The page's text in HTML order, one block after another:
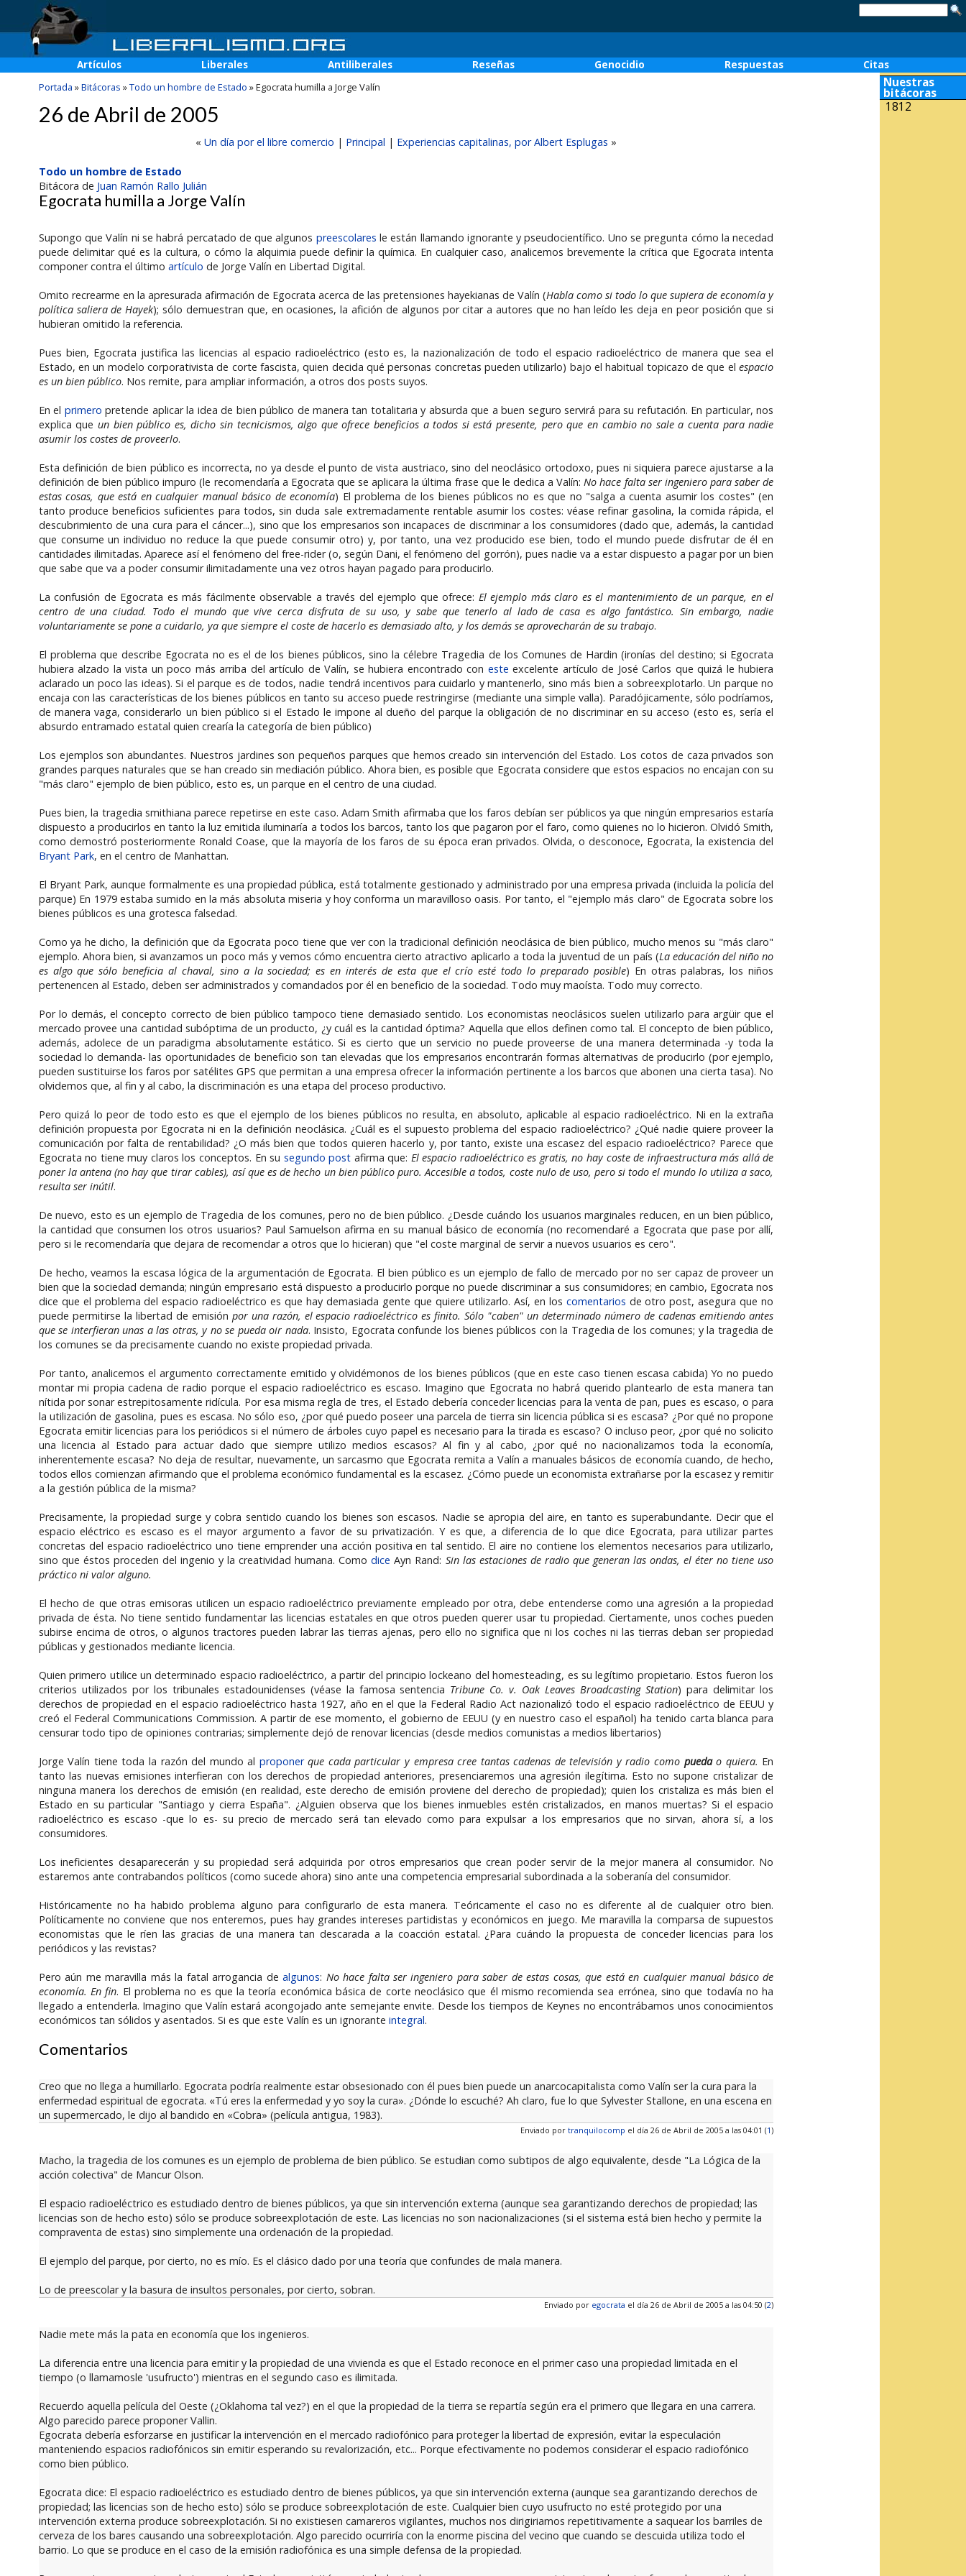
Artículos Liberales Antiliberales Reseñas Genocidio Respuestas
Citas
Portada »Bitácoras »Todo un hombre de Estado »Egocrata humilla a Jorge Valín
26 de Abril de 2005
« Un día por el libre comercio | Principal | Experiencias capitalinas, por Albert Esplugas »
Todo un hombre de Estado
Bitácora de Juan Ramón Rallo Julián
Egocrata humilla a Jorge Valín
Supongo que Valín ni se habrá percatado de que algunos preescolares le están llamando ignorante y pseudocientífico. Uno se pregunta cómo la necedad
puede delimitar qué es la cultura, o cómo la alquimia puede definir la química. En cualquier caso, analicemos brevemente la crítica que Egocrata intenta
componer contra el último artículo de Jorge Valín en Libertad Digital.
Omito recrearme en la apresurada afirmación de Egocrata acerca de las pretensiones hayekianas de Valín (Habla como si todo lo que supiera de economía y
política saliera de Hayek); sólo demuestran que, en ocasiones, la afición de algunos por citar a autores que no han leído les deja en peor posición que si
hubieran omitido la referencia.
Pues bien, Egocrata justifica las licencias al espacio radioeléctrico (esto es, la nazionalización de todo el espacio radioeléctrico de manera que sea el
Estado, en un modelo corporativista de corte fascista, quien decida qué personas concretas pueden utilizarlo) bajo el habitual topicazo de que elespacio
es un bien público. Nos remite, para ampliar información, a otros dos posts suyos.
En el primero pretende aplicar la idea de bien público de manera tan totalitaria y absurda que a buen seguro servirá para su refutación. En particular, nos
explica que un bien público es, dicho sin tecnicismos, algo que ofrece beneficios a todos si está presente, pero que en cambio no sale a cuenta para nadie
asumir los costes de proveerlo.
Esta definición de bien público es incorrecta, no ya desde el punto de vista austriaco, sino del neoclásico ortodoxo, pues ni siquiera parece ajustarse a la
definición de bien público impuro (le recomendaría a Egocrata que se aplicara la última frase que le dedica a Valín:No hace falta ser ingeniero para saber de
estas cosas, que está en cualquier manual básico de economía) El problema de los bienes públicos no es que no "salga a cuenta asumir los costes" (en
tanto produce beneficios suficientes para todos, sin duda sale extremadamente rentable asumir los costes: véase refinar gasolina, la comida rápida, el
descubrimiento de una cura para el cáncer...), sino que los empresarios son incapaces de discriminar a los consumidores (dado que, además, la cantidad
que consume un individuo no reduce la que puede consumir otro) y, por tanto, una vez producido ese bien, todo el mundo puede disfrutar de él en
cantidades ilimitadas. Aparece así el fenómeno del free-rider (o, según Dani, el fenómeno del gorrón), pues nadie va a estar dispuesto a pagar por un bien
que sabe que va a poder consumir ilimitadamente una vez otros hayan pagado para producirlo.
La confusión de Egocrata es más fácilmente observable a través del ejemplo que ofrece: El ejemplo más claro es el mantenimiento de un parque, en el
centro de una ciudad. Todo el mundo que vive cerca disfruta de su uso, y sabe que tenerlo al lado de casa es algo fantástico. Sin embargo, nadie
voluntariamente se pone a cuidarlo, ya que siempre el coste de hacerlo es demasiado alto, y los demás se aprovecharán de su trabajo.
El problema que describe Egocrata no es el de los bienes públicos, sino la célebre Tragedia de los Comunes de Hardin (ironías del destino; si Egocrata
hubiera alzado la vista un poco más arriba del artículo de Valín, se hubiera encontrado con este excelente artículo de José Carlos que quizá le hubiera
aclarado un poco las ideas). Si el parque es de todos, nadie tendrá incentivos para cuidarlo y mantenerlo, sino más bien a sobreexplotarlo. Un parque no
encaja con las características de los bienes públicos en tanto su acceso puede restringirse (mediante una simple valla). Paradójicamente, sólo podríamos,
de manera vaga, considerarlo un bien público si el Estado le impone al dueño del parque la obligación de no discriminar en su acceso (esto es, sería el
absurdo entramado estatal quien crearía la categoría de bien público)
Los ejemplos son abundantes. Nuestros jardines son pequeños parques que hemos creado sin intervención del Estado. Los cotos de caza privados son
grandes parques naturales que se han creado sin mediación público. Ahora bien, es posible que Egocrata considere que estos espacios no encajan con su
"más claro" ejemplo de bien público, esto es, un parque en el centro de una ciudad.
Pues bien, la tragedia smithiana parece repetirse en este caso. Adam Smith afirmaba que los faros debían ser públicos ya que ningún empresarios estaría
dispuesto a producirlos en tanto la luz emitida iluminaría a todos los barcos, tanto los que pagaron por el faro, como quienes no lo hicieron. Olvidó Smith,
como demostró posteriormente Ronald Coase, que la mayoría de los faros de su época eran privados. Olvida, o desconoce, Egocrata, la existencia del
Bryant Park, en el centro de Manhattan.
El Bryant Park, aunque formalmente es una propiedad pública, está totalmente gestionado y administrado por una empresa privada (incluida la policía del
parque) En 1979 estaba sumido en la más absoluta miseria y hoy conforma un maravilloso oasis. Por tanto, el "ejemplo más claro" de Egocrata sobre los
bienes públicos es una grotesca falsedad.
Como ya he dicho, la definición que da Egocrata poco tiene que ver con la tradicional definición neoclásica de bien público, mucho menos su "más claro"
ejemplo. Ahora bien, si avanzamos un poco más y vemos cómo encuentra cierto atractivo aplicarlo a toda la juventud de un país (La educación del niño no
es algo que sólo beneficia al chaval, sino a la sociedad; es en interés de esta que el crío esté todo lo preparado posible) En otras palabras, los niños
pertenencen al Estado, deben ser administrados y comandados por él en beneficio de la sociedad. Todo muy maoísta. Todo muy correcto.
Por lo demás, el concepto correcto de bien público tampoco tiene demasiado sentido. Los economistas neoclásicos suelen utilizarlo para argüir que el
mercado provee una cantidad subóptima de un producto, ¿y cuál es la cantidad óptima? Aquella que ellos definen como tal. El concepto de bien público,
además, adolece de un paradigma absolutamente estático. Si es cierto que un servicio no puede proveerse de una manera determinada -y toda la
sociedad lo demanda- las oportunidades de beneficio son tan elevadas que los empresarios encontrarán formas alternativas de producirlo (por ejemplo,
pueden sustituirse los faros por satélites GPS que permitan a una empresa ofrecer la información pertinente a los barcos que abonen una cierta tasa). No
olvidemos que, al fin y al cabo, la discriminación es una etapa del proceso productivo.
Pero quizá lo peor de todo esto es que el ejemplo de los bienes públicos no resulta, en absoluto, aplicable al espacio radioeléctrico. Ni en la extraña
definición propuesta por Egocrata ni en la definición neoclásica. ¿Cuál es el supuesto problema del espacio radioeléctrico? ¿Qué nadie quiere proveer la
comunicación por falta de rentabilidad? ¿O más bien que todos quieren hacerlo y, por tanto, existe una escasez del espacio radioeléctrico? Parece que
Egocrata no tiene muy claros los conceptos. En su segundo post afirma que: El espacio radioeléctrico es gratis, no hay coste de infraestructura más allá de
poner la antena (no hay que tirar cables), así que es de hecho un bien público puro. Accesible a todos, coste nulo de uso, pero si todo el mundo lo utiliza a saco,
resulta ser inútil.
De nuevo, esto es un ejemplo de Tragedia de los comunes, pero no de bien público. ¿Desde cuándo los usuarios marginales reducen, en un bien público,
la cantidad que consumen los otros usuarios? Paul Samuelson afirma en su manual básico de economía (no recomendaré a Egocrata que pase por allí,
pero si le recomendaría que dejara de recomendar a otros que lo hicieran) que "el coste marginal de servir a nuevos usuarios es cero".
De hecho, veamos la escasa lógica de la argumentación de Egocrata. El bien público es un ejemplo de fallo de mercado por no ser capaz de proveer un
bien que la sociedad demanda; ningún empresario está dispuesto a producirlo porque no puede discriminar a sus consumidores; en cambio, Egocrata nos
dice que el problema del espacio radioeléctrico es que hay demasiada gente que quiere utilizarlo. Así, en los comentarios de otro post, asegura que no
puede permitirse la libertad de emisión por una razón, el espacio radioeléctrico es finito. Sólo "caben" un determinado número de cadenas emitiendo antes
que se interfieran unas a las otras, y no se pueda oir nada. Insisto, Egocrata confunde los bienes públicos con la Tragedia de los comunes; y la tragedia de
los comunes se da precisamente cuando no existe propiedad privada.
Por tanto, analicemos el argumento correctamente emitido y olvidémonos de los bienes públicos (que en este caso tienen escasa cabida) Yo no puedo
montar mi propia cadena de radio porque el espacio radioeléctrico es escaso. Imagino que Egocrata no habrá querido plantearlo de esta manera tan
nítida por sonar estrepitosamente ridícula. Por esa misma regla de tres, el Estado debería conceder licencias para la venta de pan, pues es escaso, o para
la utilización de gasolina, pues es escasa. No sólo eso, ¿por qué puedo poseer una parcela de tierra sin licencia pública si es escasa? ¿Por qué no propone
Egocrata emitir licencias para los periódicos si el número de árboles cuyo papel es necesario para la tirada es escaso? O incluso peor, ¿por qué no solicito
una licencia al Estado para actuar dado que siempre utilizo medios escasos? Al fin y al cabo, ¿por qué no nacionalizamos toda la economía,
inherentemente escasa? No deja de resultar, nuevamente, un sarcasmo que Egocrata remita a Valín a manuales básicos de economía cuando, de hecho,
todos ellos comienzan afirmando que el problema económico fundamental es la escasez. ¿Cómo puede un economista extrañarse por la escasez y remitir
a la gestión pública de la misma?
Precisamente, la propiedad surge y cobra sentido cuando los bienes son escasos. Nadie se apropia del aire, en tanto es superabundante. Decir que el
espacio eléctrico es escaso es el mayor argumento a favor de su privatización. Y es que, a diferencia de lo que dice Egocrata, para utilizar partes
concretas del espacio radioeléctrico uno tiene emprender una acción positiva en tal sentido. El aire no contiene los elementos necesarios para utilizarlo,
sino que éstos proceden del ingenio y la creatividad humana. Comodice Ayn Rand: Sin las estaciones de radio que generan las ondas, el éter no tiene uso
práctico ni valor alguno.
El hecho de que otras emisoras utilicen un espacio radioeléctrico previamente empleado por otra, debe entenderse como una agresión a la propiedad
privada de ésta. No tiene sentido fundamentar las licencias estatales en que otros pueden querer usar tu propiedad. Ciertamente, unos coches pueden
subirse encima de otros, o algunos tractores pueden labrar las tierras ajenas, pero ello no significa que ni los coches ni las tierras deban ser propiedad
públicas y gestionados mediante licencia.
Quien primero utilice un determinado espacio radioeléctrico, a partir del principio lockeano del homesteading, es su legítimo propietario. Estos fueron los
criterios utilizados por los tribunales estadounidenses (véase la famosa sentencia Tribune Co. v. Oak Leaves Broadcasting Station) para delimitar los
derechos de propiedad en el espacio radioeléctrico hasta 1927, año en el que la Federal Radio Act nazionalizó todo el espacio radioeléctrico de EEUU y
creó el Federal Communications Commission. A partir de ese momento, el gobierno de EEUU (y en nuestro caso el español) ha tenido carta blanca para
censurar todo tipo de opiniones contrarias; simplemente dejó de renovar licencias (desde medios comunistas a medios libertarios)
Jorge Valín tiene toda la razón del mundo al proponer que cada particular y empresa cree tantas cadenas de televisión y radio como puedao quiera. En
tanto las nuevas emisiones interfieran con los derechos de propiedad anteriores, presenciaremos una agresión ilegítima. Esto no supone cristalizar de
ninguna manera los derechos de emisión (en realidad, este derecho de emisión proviene del derecho de propiedad); quien los cristaliza es más bien el
Estado en su particular "Santiago y cierra España". ¿Alguien observa que los bienes inmuebles estén cristalizados, en manos muertas? Si el espacio
radioeléctrico es escaso -que lo es- su precio de mercado será tan elevado como para expulsar a los empresarios que no sirvan, ahora sí, a los
consumidores.
Los ineficientes desaparecerán y su propiedad será adquirida por otros empresarios que crean poder servir de la mejor manera al consumidor. No
estaremos ante contrabandos políticos (como sucede ahora) sino ante una competencia empresarial subordinada a la soberanía del consumidor.
Históricamente no ha habido problema alguno para configurarlo de esta manera. Teóricamente el caso no es diferente al de cualquier otro bien.
Políticamente no conviene que nos enteremos, pues hay grandes intereses partidistas y económicos en juego. Me maravilla la comparsa de supuestos
economistas que le ríen las gracias de una manera tan descarada a la coacción estatal. ¿Para cuándo la propuesta de conceder licencias para los
periódicos y las revistas?
Pero aún me maravilla más la fatal arrogancia dealgunos: No hace falta ser ingeniero para saber de estas cosas, que está en cualquier manual básico de
economía. En fin. El problema no es que la teoría económica básica de corte neoclásico que él mismo recomienda sea errónea, sino que todavía no ha
llegado a entenderla. Imagino que Valín estará acongojado ante semejante envite. Desde los tiempos de Keynes no encontrábamos unos conocimientos
económicos tan sólidos y asentados. Si es que este Valín es un ignorante integral.
Comentarios
Creo que no llega a humillarlo. Egocrata podría realmente estar obsesionado con él pues bien puede un anarcocapitalista como Valín ser la cura para la
enfermedad espiritual de egocrata. «Tú eres la enfermedad y yo soy la cura». ¿Dónde lo escuché? Ah claro, fue lo que Sylvester Stallone, en una escena en
un supermercado, le dijo al bandido en «Cobra» (película antigua, 1983).
Enviado portranquilocomp el día 26 de Abril de 2005 a las 04:01 (1)
Macho, la tragedia de los comunes es un ejemplo de problema de bien público. Se estudian como subtipos de algo equivalente, desde "La Lógica de la
acción colectiva" de Mancur Olson.
El espacio radioeléctrico es estudiado dentro de bienes públicos, ya que sin intervención externa (aunque sea garantizando derechos de propiedad; las
licencias son de hecho esto) sólo se produce sobreexplotación de este. Las licencias no son nacionalizaciones (si el sistema está bien hecho y permite la
compraventa de estas) sino simplemente una ordenación de la propiedad.
El ejemplo del parque, por cierto, no es mío. Es el clásico dado por una teoría que confundes de mala manera.
Lo de preescolar y la basura de insultos personales, por cierto, sobran.
Enviado por egocrata el día 26 de Abril de 2005 a las 04:50 (2)
Nadie mete más la pata en economía que los ingenieros.
La diferencia entre una licencia para emitir y la propiedad de una vivienda es que el Estado reconoce en el primer caso una propiedad limitada en el
tiempo (o llamamosle 'usufructo') mientras en el segundo caso es ilimitada.
Recuerdo aquella película del Oeste (¿Oklahoma tal vez?) en el que la propiedad de la tierra se repartía según era el primero que llegara en una carrera.
Algo parecido parece proponer Vallin.
Egocrata debería esforzarse en justificar la intervención en el mercado radiofónico para proteger la libertad de expresión, evitar la especulación
manteniendo espacios radiofónicos sin emitir esperando su revalorización, etc... Porque efectivamente no podemos considerar el espacio radiofónico
como bien público.
Egocrata dice: El espacio radioeléctrico es estudiado dentro de bienes públicos, ya que sin intervención externa (aunque sea garantizando derechos de
propiedad; las licencias son de hecho esto) sólo se produce sobreexplotación de este. Cualquier bien cuyo usufructo no esté protegido por una
intervención externa produce sobreexplotación. Si no existiesen camareros vigilantes, muchos nos dirigiriamos repetitivamente a saquear los barriles de
cerveza de los bares causando una sobreexplotación. Algo parecido ocurriría con la enorme piscina del vecino que cuando se descuida utiliza todo el
barrio. Lo que se produce en el caso de la emisión radiofónica es una simple defensa de la propiedad.
Nuestras
bitácoras
1812